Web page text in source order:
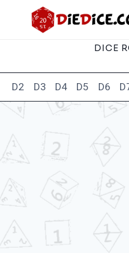
DICE
D2 D3 D4 D5 D6